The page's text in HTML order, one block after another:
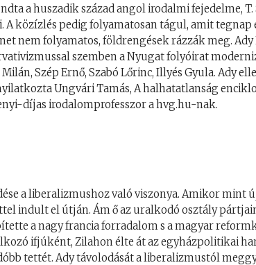
a huszadik század angol irodalmi fejedelme,
A közízlés pedig folyamatosan tágul, amit
nem folyamatos, földrengések rázzák meg.
szemben a Nyugat folyóirat
Szép Ernő, Szabó Lőrinc, Illyés Gyula. Ady
Ungvári Tamás, A halhatatlanság
díjas irodalomprofesszor a hvg.hu-nak.
a liberalizmushoz való viszonya. Amikor mint
indult el útján. Ám ő az uralkodó osztály
a nagy francia forradalom s a magyar
ifjúként, Zilahon élte át az egyházpolitikai
tettét. Ady távolodását a liberalizmustól